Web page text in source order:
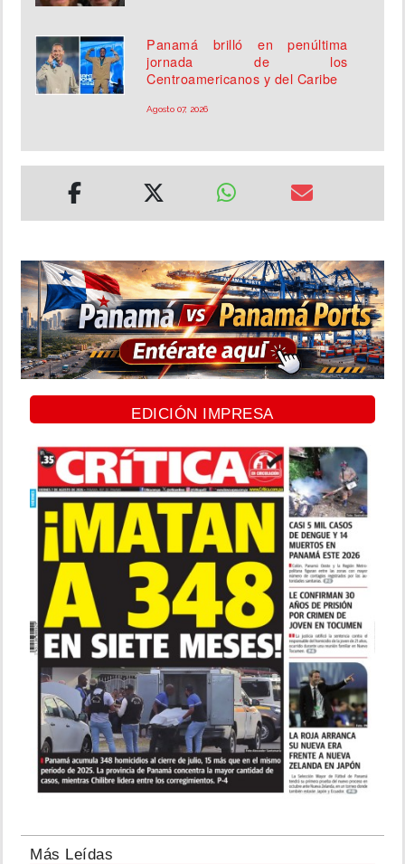
Panamá brilló en penúltima
jornada de los
Centroamericanos y del Caribe
Agosto 07, 2026
EDICIÓN IMPRESA
Más Leídas